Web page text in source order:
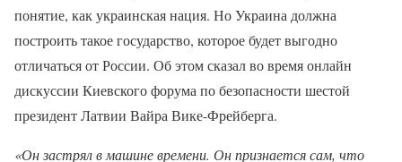
понятие, как украинская нация. Но Украина должна
построить такое государство, которое будет выгодно
отличаться от России. Об этом сказал во время онлайн
дискуссии Киевского форума по безопасности шестой
президент Латвии Вайра Вике-Фрейберга.
«Он застрял в машине времени. Он признается сам, что